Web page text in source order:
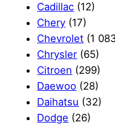
Cadillac (12)
Chery (17)
Chevrolet (1
Chrysler (65)
Citroen (299)
Daewoo (28)
Daihatsu (32)
Dodge (26)